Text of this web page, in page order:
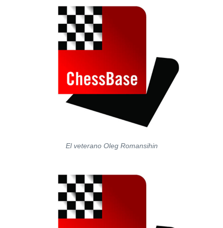
El veterano Oleg Romansihin